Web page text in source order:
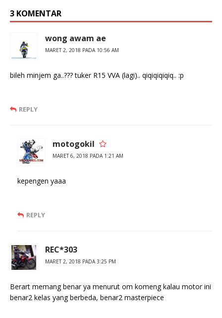
3 KOMENTAR
wong awam ae
MARET 2, 2018 PADA 10:56 AM
bileh minjem ga..??? tuker R15 VVA (lagi).. qiqiqiqiqiq.. :p
REPLY
motogokil
MARET 6, 2018 PADA 1:21 AM
kepengen yaaa
REPLY
REC*303
MARET 2, 2018 PADA 3:25 PM
Berart memang benar ya menurut om komeng kalau motor ini
benar2 kelas yang berbeda, benar2 masterpiece